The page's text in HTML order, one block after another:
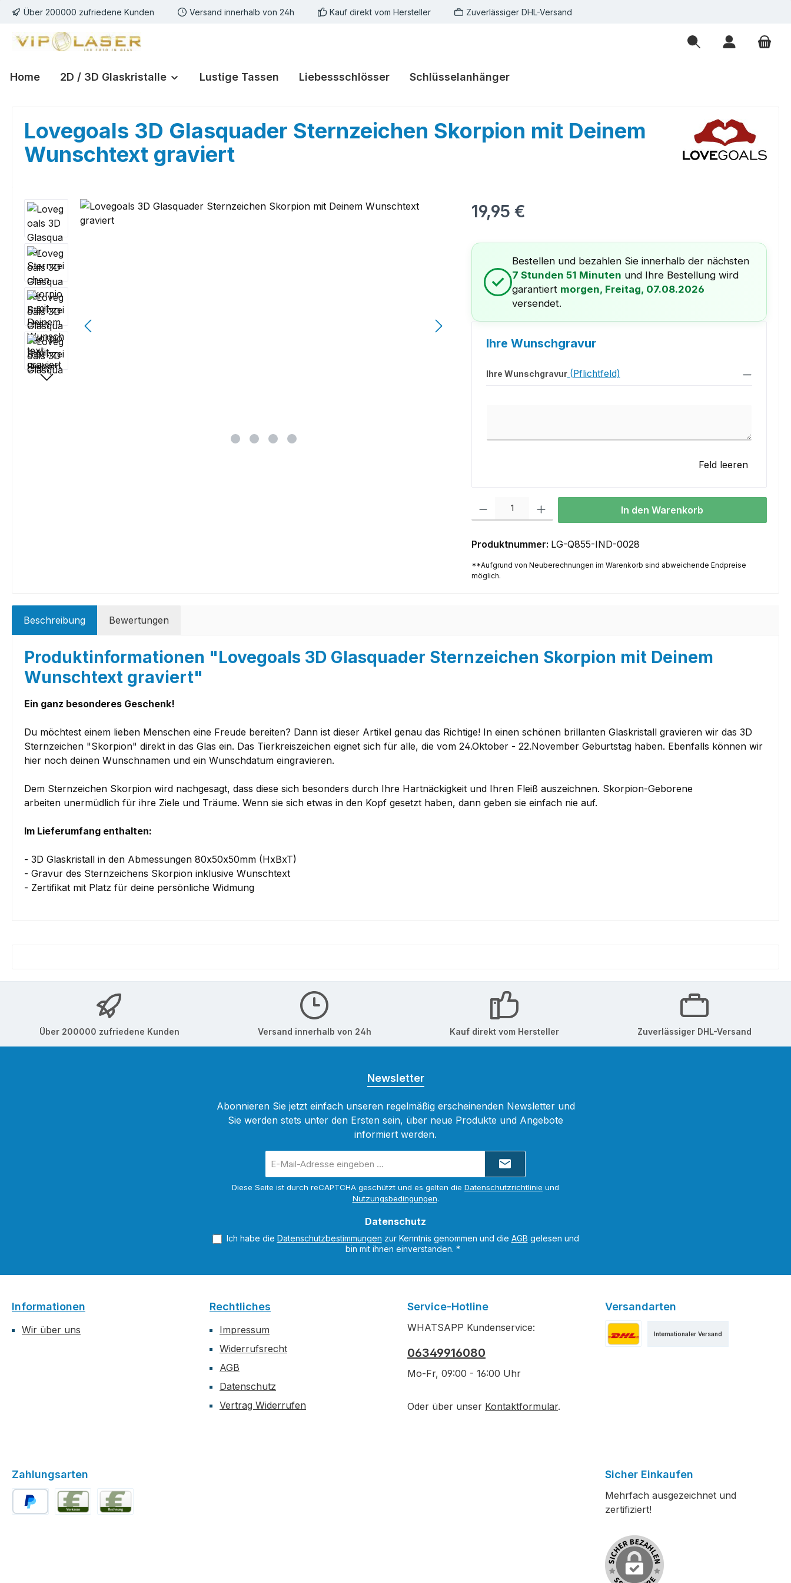
Hauptinhalt springen
Zur Suche springen
Zur Hauptnavigation springen
Über 200000 zufriedene Kunden Versand innerhalb von 24h Kauf direkt vom Hersteller Zuverlässiger DHL-Versand
Home 2D / 3D Glaskristalle Lustige Tassen Liebessschlösser Schlüsselanhänger
Lovegoals 3D Glasquader Sternzeichen Skorpion mit Deinem
Wunschtext graviert
Bildergalerie überspringen Regulärer Preis:
19,95 €
✓
Bestellen und bezahlen Sie innerhalb der nächsten
7 Stunden 51 Minuten und Ihre Bestellung wird
garantiert morgen, Freitag, 07.08.2026
versendet.
Ihre Wunschgravur
Ihre Wunschgravur(Pflichtfeld)
Feld leeren
Produkt Anzahl: Gib den gewünschten Wert ein oder benutze die Schaltflächen
In den Warenkorb
Produktnummer: LG-Q855-IND-0028
**Aufgrund von Neuberechnungen im Warenkorb sind abweichende Endpreise
möglich.
Beschreibung Bewertungen
Produktinformationen "Lovegoals 3D Glasquader Sternzeichen Skorpion mit Deinem
Wunschtext graviert"
Ein ganz besonderes Geschenk!
Du möchtest einem lieben Menschen eine Freude bereiten? Dann ist dieser Artikel genau das Richtige! In einen schönen brillanten Glaskristall gravieren wir das 3D
Sternzeichen "Skorpion" direkt in das Glas ein. Das Tierkreiszeichen eignet sich für alle, die vom 24.Oktober - 22.November Geburtstag haben. Ebenfalls können wir
hier noch deinen Wunschnamen und ein Wunschdatum eingravieren.
Dem Sternzeichen Skorpion wird nachgesagt, dass diese sich besonders durch Ihre Hartnäckigkeit und Ihren Fleiß auszeichnen. Skorpion-Geborene
arbeiten unermüdlich für ihre Ziele und Träume. Wenn sie sich etwas in den Kopf gesetzt haben, dann geben sie einfach nie auf.
Im Lieferumfang enthalten:
- 3D Glaskristall in den Abmessungen 80x50x50mm (HxBxT)
- Gravur des Sternzeichens Skorpion inklusive Wunschtext
- Zertifikat mit Platz für deine persönliche Widmung
Über 200000 zufriedene Kunden Versand innerhalb von 24h Kauf direkt vom Hersteller Zuverlässiger DHL-Versand
Newsletter
Abonnieren Sie jetzt einfach unseren regelmäßig erscheinenden Newsletter und
Sie werden stets unter den Ersten sein, über neue Produkte und Angebote
informiert werden.
Mail-
Diese Seite ist durch reCAPTCHA geschützt und es gelten die Datenschutzrichtlinie und
Nutzungsbedingungen.
Datenschutz
Ich habe die Datenschutzbestimmungen zur Kenntnis genommen und die AGB gelesen und
bin mit ihnen einverstanden. *
Informationen
Wir über uns
Rechtliches
Impressum
Widerrufsrecht
AGB
Datenschutz
Vertrag Widerrufen
Service-Hotline
WHATSAPP Kundenservice:
06349916080
Mo-Fr, 09:00 - 16:00 Uhr
Oder über unser Kontaktformular.
Versandarten
Internationaler Versand
Zahlungsarten Sicher Einkaufen
Mehrfach ausgezeichnet und
zertifiziert!